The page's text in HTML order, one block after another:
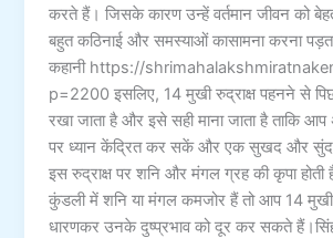
करते हैं। जिसके कारण उन्हें वर्तमान जीवन को
बहुत कठिनाई और समस्याओं कासामना करना पड़ता
कहानी https://
p=2200 इसलिए, 14 मुखी रुद्राक्ष पहनने से
रखा जाता है और इसे सही माना जाता है ताकि आप
पर ध्यान केंद्रित कर सकें और एक सुखद और
इस रुद्राक्ष पर शनि और मंगल ग्रह की कृपा
कुंडली में शनि या मंगल कमजोर हैं तो आप 14 मुखी
धारणकर उनके दुष्प्रभाव को दूर कर सकते